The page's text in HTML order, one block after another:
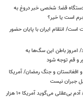
قضا: شخصی خبر دروغ به
است یا خیر؟
انتقام ایران با پایان حضور
امروز باطن این سگ‌ها به
و قم توجه شود
افغانستان و جنگ رمضان/ آمریکا
علم‌الهدی: آنها که از اتمام جنگ می‌گویند مثل منافقین‌اند/ آدم بی‌عقلی می‌گوید آمریکا ۱۰ هزار